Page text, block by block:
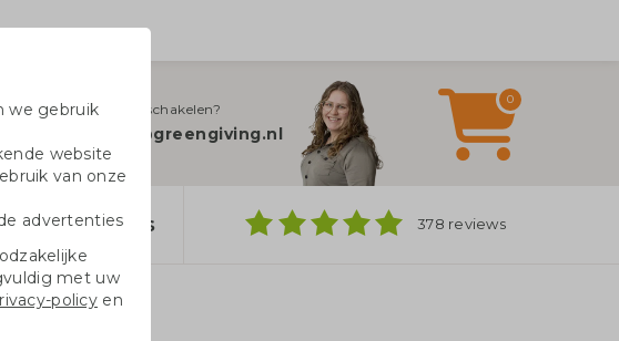
Hulplijn inschakelen?
info@greengiving.nl
0
Doppers 378 reviews
we gebruik
website
van onze
advertenties
met uw
policyen